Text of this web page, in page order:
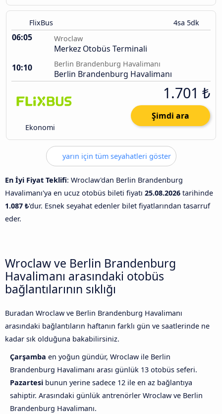
FlixBus 4sa 5dk
06:05 Wroclaw
Merkez Otobüs Terminali
10:10
Berlin Brandenburg Havalimanı
Berlin Brandenburg Havalimanı
Ekonomi
1.701 ₺
Şimdi ara
yarın için tüm seyahatleri göster
En İyi Fiyat Teklifi: Wroclaw'dan Berlin Brandenburg
Havalimanı'ya en ucuz otobüs bileti fiyatı 25.08.2026 tarihinde
1.087 ₺'dur. Esnek seyahat edenler bilet fiyatlarından tasarruf
eder.
Wroclaw ve Berlin Brandenburg
Havalimanı arasındaki otobüs
bağlantılarının sıklığı
Buradan Wroclaw ve Berlin Brandenburg Havalimanı
arasındaki bağlantıların haftanın farklı gün ve saatlerinde ne
kadar sık olduğuna bakabilirsiniz.
Çarşamba en yoğun gündür, Wroclaw ile Berlin
Brandenburg Havalimanı arası günlük 13 otobüs seferi.
Pazartesi bunun yerine sadece 12 ile en az bağlantıya
sahiptir. Arasındaki günlük antrenörler Wroclaw ve Berlin
Brandenburg Havalimanı.